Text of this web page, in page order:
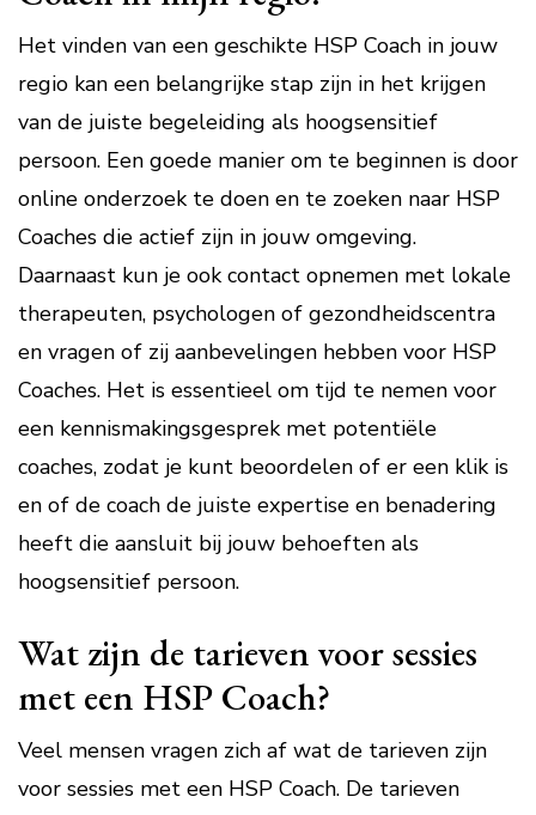
Het vinden van een geschikte HSP Coach in jouw
regio kan een belangrijke stap zijn in het krijgen
van de juiste begeleiding als hoogsensitief
persoon. Een goede manier om te beginnen is door
online onderzoek te doen en te zoeken naar HSP
Coaches die actief zijn in jouw omgeving.
Daarnaast kun je ook contact opnemen met lokale
therapeuten, psychologen of gezondheidscentra
en vragen of zij aanbevelingen hebben voor HSP
Coaches. Het is essentieel om tijd te nemen voor
een kennismakingsgesprek met potentiële
coaches, zodat je kunt beoordelen of er een klik is
en of de coach de juiste expertise en benadering
heeft die aansluit bij jouw behoeften als
hoogsensitief persoon.
Wat zijn de tarieven voor sessies
met een HSP Coach?
Veel mensen vragen zich af wat de tarieven zijn
voor sessies met een HSP Coach. De tarieven